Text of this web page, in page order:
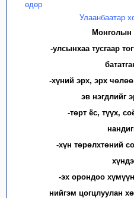
өдөр
Улаанбаатар
Монголын
-улсынхаа тусгаар
-хүний эрх, эрх
эв нэгдлийг
-төрт ёс, түүх,
-хүн төрөлхтөний
-эх орондоо
нийгэм цогцлуулан